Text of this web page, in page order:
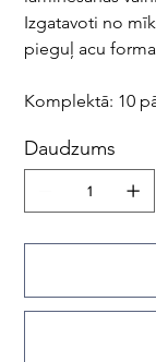
Izgatavoti no
pieguļ acu
Komplektā: 10
Daudzums